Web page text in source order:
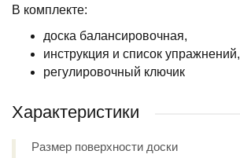
В комплекте:
доска балансировочная,
инструкция и список упражнений,
регулировочный ключик
Характеристики
Размер поверхности доски